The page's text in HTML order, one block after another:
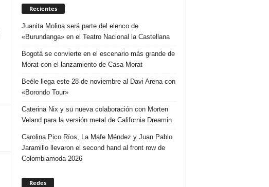
Recientes
Juanita Molina será parte del elenco de
«Burundanga» en el Teatro Nacional la Castellana
Bogotá se convierte en el escenario más grande de
Morat con el lanzamiento de Casa Morat
Beéle llega este 28 de noviembre al Davi Arena con
«Borondo Tour»
Caterina Nix y su nueva colaboración con Morten
Veland para la versión metal de California Dreamin
Carolina Pico Ríos, La Mafe Méndez y Juan Pablo
Jaramillo llevaron el second hand al front row de
Colombiamoda 2026
Redes